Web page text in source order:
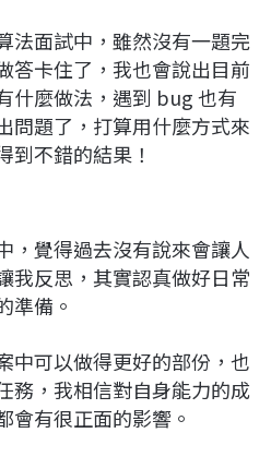
法面試中，雖然沒有一題完
答卡住了，我也會說出目前
什麼做法，遇到 bug 也有
問題了，打算用什麼方式來
到不錯的結果！
，覺得過去沒有說來會讓人
我反思，其實認真做好日常
準備。
中可以做得更好的部份，也
務，我相信對自身能力的成
會有很正面的影響。